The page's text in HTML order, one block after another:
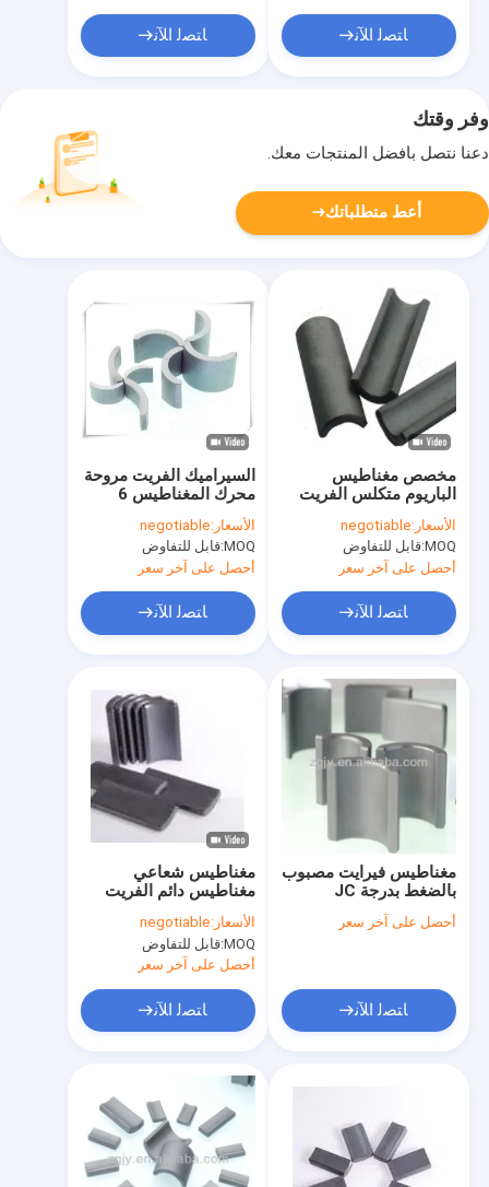
عرض الواقع الافتراضي
ﺎﺘﺼﻟ ﺍﻶﻧ ﺎﺘﺼﻟ ﺍﻶﻧ
وفر وقتك
دعنا نتصل بأفضل المنتجات معك.
أعط متطلباتك
السيراميك الفريت مروحة
محرك المغناطيس 6
القطب دراجة نارية ACG
الأسعار:negotiable
MOQ: قابل للتفاوض
أحصل على آخر سعر
ﺎﺘﺼﻟ ﺍﻶﻧ
مخصص مغناطيس
الباريوم متكلس الفريت
لمكيف الهواء العاكس
IATF 16949
الأسعار:negotiable
MOQ: قابل للتفاوض
أحصل على آخر سعر
ﺎﺘﺼﻟ ﺍﻶﻧ
مغناطيس شعاعي
مغناطيس دائم الفريت
Y25 Y30250 درجة
الأسعار:negotiable
MOQ: قابل للتفاوض
أحصل على آخر سعر
ﺎﺘﺼﻟ ﺍﻶﻧ
مغناطيس فيرايت مصبوب
بالضغط بدرجة JC
قسرية تبلغ 1500 أوي أوأحصل على آخر سعر
ﺎﺘﺼﻟ ﺍﻶﻧ